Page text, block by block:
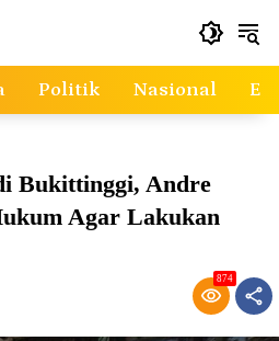
Politik Nasional
Bukittinggi, Andre
Agar Lakukan
874